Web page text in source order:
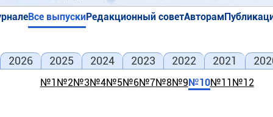
Все выпускиРедакционный советАвторам
2026 2025 2024 2023 2022 2021
№1 №2№3№4№5№6№7№8№9№10№11 №12